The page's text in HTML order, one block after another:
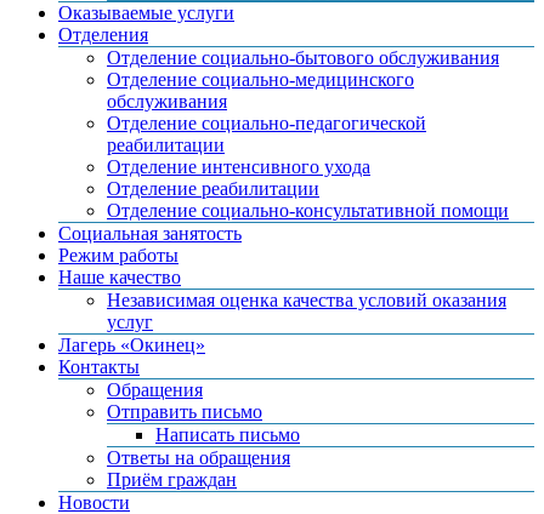
Оказываемые услуги
Отделения
Отделение социально-бытового обслуживания
Отделение социально-медицинского
обслуживания
Отделение социально-педагогической
реабилитации
Отделение интенсивного ухода
Отделение реабилитации
Отделение социально-консультативной помощи
Социальная занятость
Режим работы
Наше качество
Независимая оценка качества условий оказания
услуг
Лагерь «Окинец»
Контакты
Обращения
Отправить письмо
Написать письмо
Ответы на обращения
Приём граждан
Новости